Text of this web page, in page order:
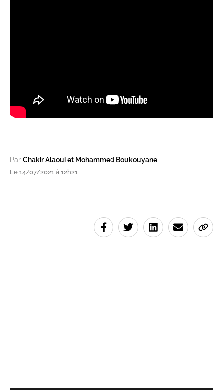
Par Chakir Alaoui et Mohammed Boukouyane
Le 14/07/2021 à 12h21